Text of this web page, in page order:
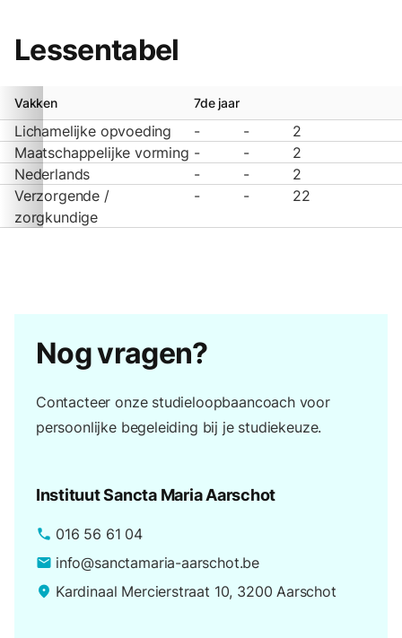
Lessentabel
Vakken 7de jaar
Lichamelijke opvoeding - -
2
Maatschappelijke vorming - -
2
Nederlands
- -
2
Verzorgende /
zorgkundige
- - 22
Nog vragen?
Contacteer onze studieloopbaancoach voor
persoonlijke begeleiding bij je studiekeuze.
Instituut Sancta Maria Aarschot
phone 016 56 61 04
email info@sanctamaria-aarschot.be
place Kardinaal Mercierstraat 10, 3200 Aarschot